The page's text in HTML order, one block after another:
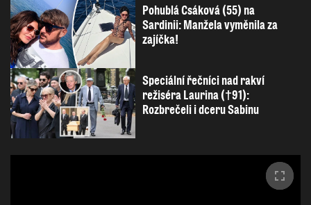
Pohublá Csáková (55) na
Sardinii: Manžela vyměnila za
zajíčka!
Speciální řečníci nad rakví
režiséra Laurina (†91):
Rozbrečeli i dceru Sabinu